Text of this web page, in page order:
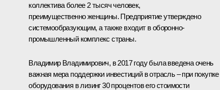
коллектива более 2 тысяч человек,
преимущественно женщины. Предприятие утверждено
системообразующим, а также входит в оборонно-
промышленный комплекс страны.
Владимир Владимирович, в 2017 году была введена очень
важная мера поддержки инвестиций в отрасль – при покупке
оборудования в лизинг 30 процентов его стоимости